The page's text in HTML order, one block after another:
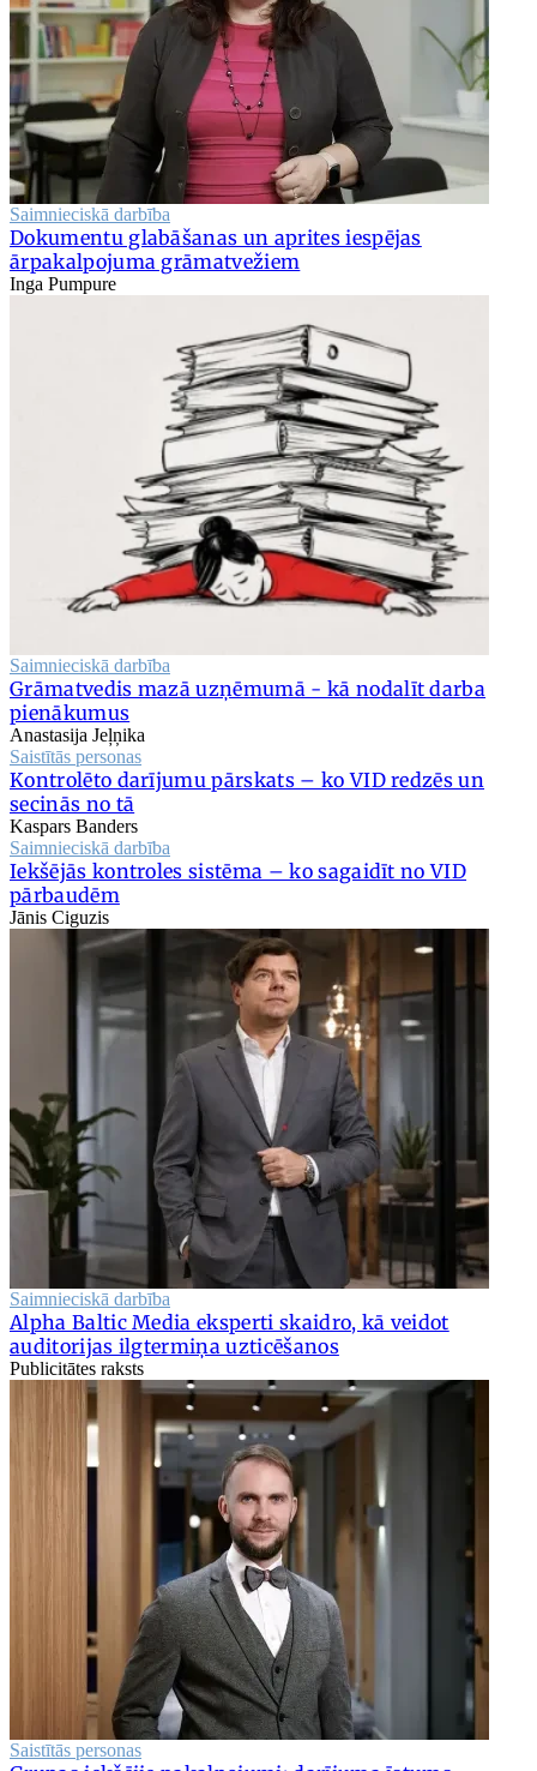
Saimnieciskā darbība
Dokumentu glabāšanas un aprites iespējas
ārpakalpojuma grāmatvežiem
Inga Pumpure
Saimnieciskā darbība
Grāmatvedis mazā uzņēmumā - kā nodalīt darba
pienākumus
Anastasija Jeļņika
Saistītās personas
Kontrolēto darījumu pārskats – ko VID redzēs un
secinās no tā
Kaspars Banders
Saimnieciskā darbība
Iekšējās kontroles sistēma – ko sagaidīt no VID
pārbaudēm
Jānis Ciguzis
Saimnieciskā darbība
Alpha Baltic Media eksperti skaidro, kā veidot
auditorijas ilgtermiņa uzticēšanos
Publicitātes raksts
Saistītās personas